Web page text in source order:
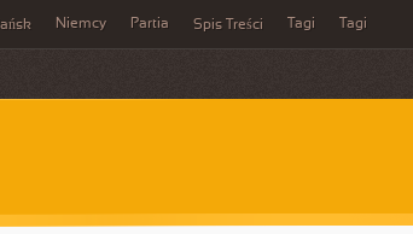
Niemcy Partia Spis Treści Tagi Tagi